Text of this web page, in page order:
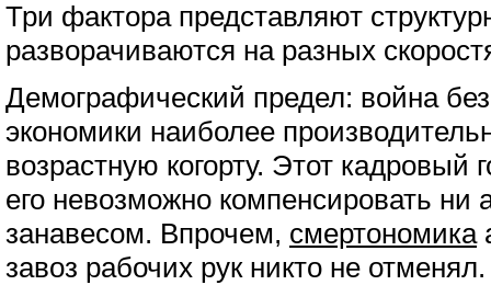
Три фактора представляют
разворачиваются на разных
Демографический предел: война
экономики наиболее
возрастную когорту. Этот кадровый
его невозможно компенсировать ни
занавесом. Впрочем, смертономика
завоз рабочих рук никто не